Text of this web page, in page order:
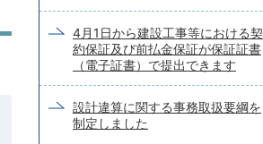
4月1日から建設工事等における契
約保証及び前払金保証が保証証書
（電子証書）で提出できます
設計違算に関する事務取扱要綱を
制定しました